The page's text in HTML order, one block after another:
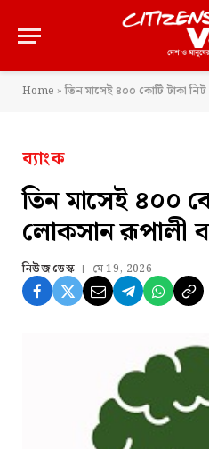
Home »তিন মাসেই ৪০০ কোটি টাকা
ব্যাংক
তিন মাসেই ৪০০
লোকসান রূপালী
নিউজ ডেস্ক মে 19, 2026